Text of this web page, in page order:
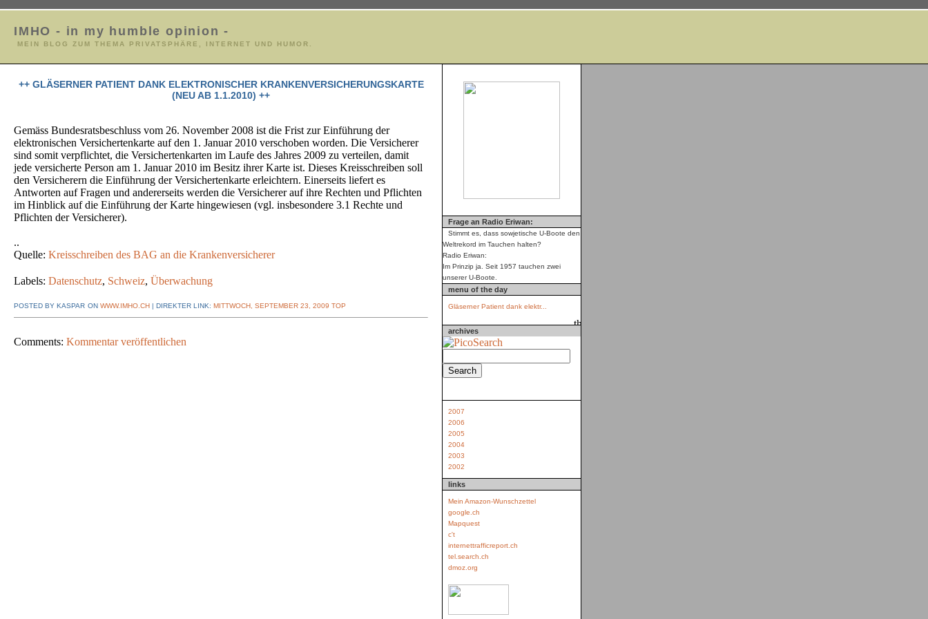
IMHO - in my humble opinion -
MEIN BLOG ZUM THEMA PRIVATSPHÄRE, INTERNET UND HUMOR.
++ GLÄSERNER PATIENT DANK ELEKTRONISCHER KRANKENVERSICHERUNGSKARTE
(NEU AB 1.1.2010) ++
Gemäss Bundesratsbeschluss vom 26. November 2008 ist die Frist zur Einführung der
elektronischen Versichertenkarte auf den 1. Januar 2010 verschoben worden. Die Versicherer
sind somit verpflichtet, die Versichertenkarten im Laufe des Jahres 2009 zu verteilen, damit
jede versicherte Person am 1. Januar 2010 im Besitz ihrer Karte ist. Dieses Kreisschreiben soll
den Versicherern die Einführung der Versichertenkarte erleichtern. Einerseits liefert es
Antworten auf Fragen und andererseits werden die Versicherer auf ihre Rechten und Pflichten
im Hinblick auf die Einführung der Karte hingewiesen (vgl. insbesondere 3.1 Rechte und
Pflichten der Versicherer).
..
Quelle: Kreisschreiben des BAG an die Krankenversicherer
Labels: Datenschutz, Schweiz, Überwachung
POSTED BY KASPAR ON WWW.IMHO.CH | DIREKTER LINK: MITTWOCH, SEPTEMBER 23, 2009 TOP
Comments: Kommentar veröffentlichen
Frage an Radio Eriwan:
Stimmt es, dass sowjetische U-Boote den
Weltrekord im Tauchen halten?
Radio Eriwan:
Im Prinzip ja. Seit 1957 tauchen zwei
unserer U-Boote.
menu of the day
Gläserner Patient dank elektr...
archives
2007
2006
2005
2004
2003
2002
links
Mein Amazon-Wunschzettel
google.ch
Mapquest
c't
internettrafficreport.ch
tel.search.ch
dmoz.org